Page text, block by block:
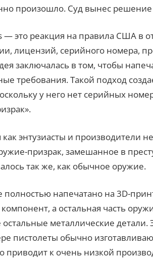
произошло. Суд вынес решение
— это реакция на правила США в
лицензий, серийного номера,
заключалась в том, чтобы
требования. Такой подход
у него нет серийных
как энтузиасты и производители
призрак, замешанное в
так же, как обычное оружие.
напечатано на 3D-
а остальная часть
остальные металлические
пистолеты обычно
приводит к очень низкой